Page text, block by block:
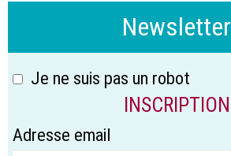
Newsletter
Je ne suis pas un robot
INSCRIPTION
Adresse email